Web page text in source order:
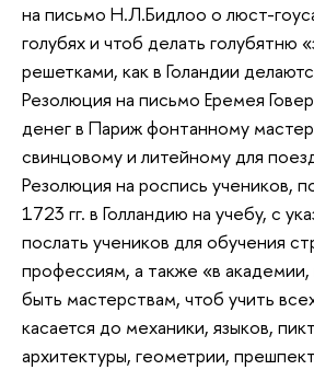
на письмо Н.Л.Бидлоо о люст-
голубях и чтоб делать голубятню
решетками, как в Голандии
Резолюция на письмо Еремея
денег в Париж фонтанному
свинцовому и литейному для
Резолюция на роспись учеников,
1723 гг. в Голландию на учебу, с
послать учеников для обучения
профессиям, а также «в
быть мастерствам, чтоб учить
касается до механики, языков,
архитектуры, геометрии,